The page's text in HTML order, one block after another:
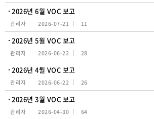
2026년 6월 VOC 보고
관리자 2026-07-21 11
2026년 5월 VOC 보고
관리자 2026-06-22 28
2026년 4월 VOC 보고
관리자 2026-06-22 26
2026년 3월 VOC 보고
관리자 2026-04-30 64